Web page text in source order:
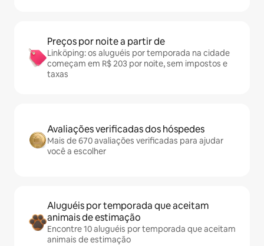
Preços por noite a partir de
Linköping: os aluguéis por temporada na cidade
começam em R$ 203 por noite, sem impostos e
taxas
Avaliações verificadas dos hóspedes
Mais de 670 avaliações verificadas para ajudar
você a escolher
Aluguéis por temporada que aceitam
animais de estimação
Encontre 10 aluguéis por temporada que aceitam
animais de estimação